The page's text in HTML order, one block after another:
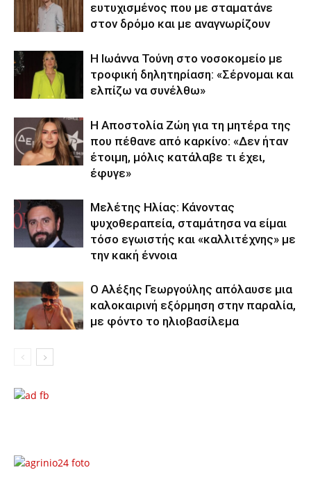
ευτυχισμένος που με σταματάνε
στον δρόμο και με αναγνωρίζουν
Η Ιωάννα Τούνη στο νοσοκομείο με
τροφική δηλητηρίαση: «Σέρνομαι και
ελπίζω να συνέλθω»
Η Αποστολία Ζώη για τη μητέρα της
που πέθανε από καρκίνο: «Δεν ήταν
έτοιμη, μόλις κατάλαβε τι έχει,
έφυγε»
Μελέτης Ηλίας: Κάνοντας
ψυχοθεραπεία, σταμάτησα να είμαι
τόσο εγωιστής και «καλλιτέχνης» με
την κακή έννοια
Ο Αλέξης Γεωργούλης απόλαυσε μια
καλοκαιρινή εξόρμηση στην παραλία,
με φόντο το ηλιοβασίλεμα